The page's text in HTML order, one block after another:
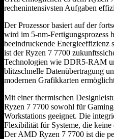
rechenintensivsten Aufgaben
Der Prozessor basiert auf der
wird im 5-nm-Fertigungsprozess
beeindruckende
ist der Ryzen 7 7700
Technologien wie DDR5-RAM
blitzschnelle Datenübertragung
modernen Grafikkarten
Mit einer thermischen
Ryzen 7 7700 sowohl für
Workstations geeignet. Die
Flexibilität für Systeme, die
Der AMD Ryzen 7 7700 ist die